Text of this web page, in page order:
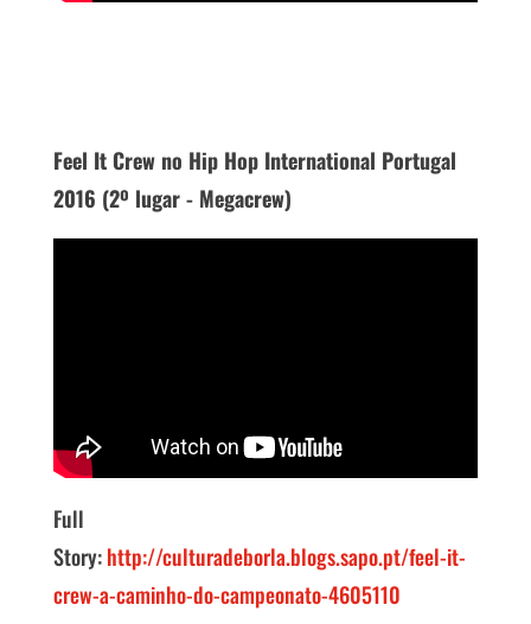
Feel It Crew no Hip Hop International Portugal
2016 (2º lugar - Megacrew)
Full
Story:http://culturadeborla.blogs.sapo.pt/feel-it-
crew-a-caminho-do-campeonato-4605110